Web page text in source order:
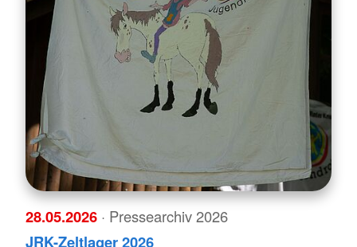
28.05.2026 · Pressearchiv 2026
JRK-Zeltlager 2026